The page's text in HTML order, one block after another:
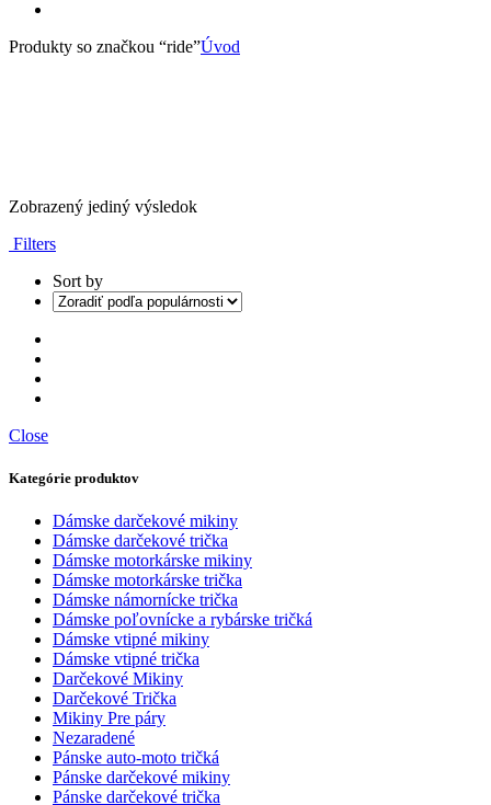
Produkty so značkou “ride”Úvod
Zobrazený jediný výsledok
Filters
Sort by
Close
Kategórie produktov
Dámske darčekové mikiny
Dámske darčekové trička
Dámske motorkárske mikiny
Dámske motorkárske trička
Dámske námornícke trička
Dámske poľovnícke a rybárske tričká
Dámske vtipné mikiny
Dámske vtipné trička
Darčekové Mikiny
Darčekové Trička
Mikiny Pre páry
Nezaradené
Pánske auto-moto tričká
Pánske darčekové mikiny
Pánske darčekové trička